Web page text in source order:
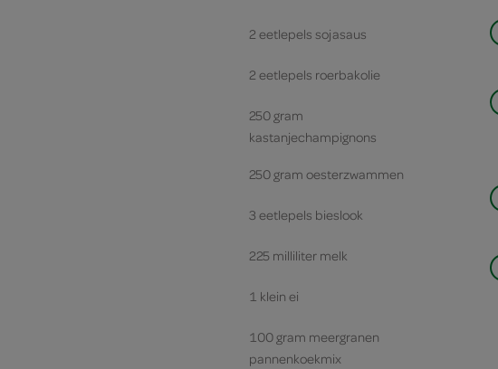
2 eetlepels sojasaus
2 eetlepels roerbakolie
250 gram
kastanjechampignons
250 gram oesterzwammen
3 eetlepels bieslook
225 milliliter melk
1 klein ei
100 gram meergranen
pannenkoekmix